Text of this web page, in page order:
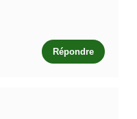
Répondre